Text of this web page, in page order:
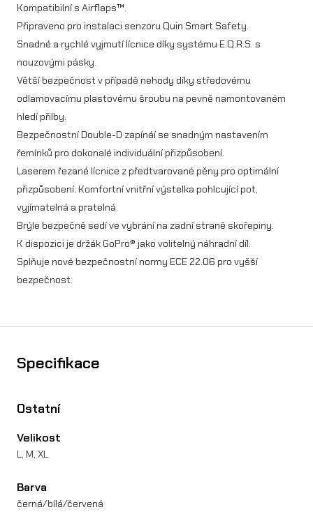
m
n
ž
s
v
í
Kompatibilní s Airflaps™.
Připraveno pro instalaci senzoru Quin Smart Safety.
Snadné a rychlé vyjmutí lícnice díky systému E.Q.R.S. s
nouzovými pásky.
Větší bezpečnost v případě nehody díky středovému
odlamovacímu plastovému šroubu na pevně namontovaném
hledí přilby.
Bezpečnostní Double-D zapínáí se snadným nastavením
řemínků pro dokonalé individuální přizpůsobení.
Laserem řezané lícnice z předtvarované pěny pro optimální
přizpůsobení. Komfortní vnitřní výstelka pohlcující pot,
vyjímatelná a pratelná.
Brýle bezpečně sedí ve vybrání na zadní straně skořepiny.
K dispozici je držák GoPro® jako volitelný náhradní díl.
Splňuje nové bezpečnostní normy ECE 22.06 pro vyšší
bezpečnost.
Specifikace
Ostatní
Velikost
L, M, XL
Barva
černá/bílá/červená